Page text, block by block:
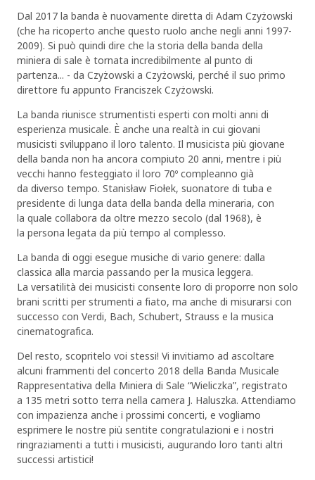
Dal 2017 la banda è nuovamente diretta di Adam Czyżowski
(che ha ricoperto anche questo ruolo anche negli anni 1997-
2009). Si può quindi dire che la storia della banda della
miniera di sale è tornata incredibilmente al punto di
partenza... - da Czyżowski a Czyżowski, perché il suo primo
direttore fu appunto Franciszek Czyżowski.
La banda riunisce strumentisti esperti con molti anni di
esperienza musicale. È anche una realtà in cui giovani
musicisti sviluppano il loro talento. Il musicista più giovane
della banda non ha ancora compiuto 20 anni, mentre i più
vecchi hanno festeggiato il loro 70º compleanno già
da diverso tempo. Stanisław Fiołek, suonatore di tuba e
presidente di lunga data della banda della mineraria, con
la quale collabora da oltre mezzo secolo (dal 1968), è
la persona legata da più tempo al complesso.
La banda di oggi esegue musiche di vario genere: dalla
classica alla marcia passando per la musica leggera.
La versatilità dei musicisti consente loro di proporre non solo
brani scritti per strumenti a fiato, ma anche di misurarsi con
successo con Verdi, Bach, Schubert, Strauss e la musica
cinematografica.
Del resto, scopritelo voi stessi! Vi invitiamo ad ascoltare
alcuni frammenti del concerto 2018 della Banda Musicale
Rappresentativa della Miniera di Sale “Wieliczka”, registrato
a 135 metri sotto terra nella camera J. Haluszka. Attendiamo
con impazienza anche i prossimi concerti, e vogliamo
esprimere le nostre più sentite congratulazioni e i nostri
ringraziamenti a tutti i musicisti, augurando loro tanti altri
successi artistici!